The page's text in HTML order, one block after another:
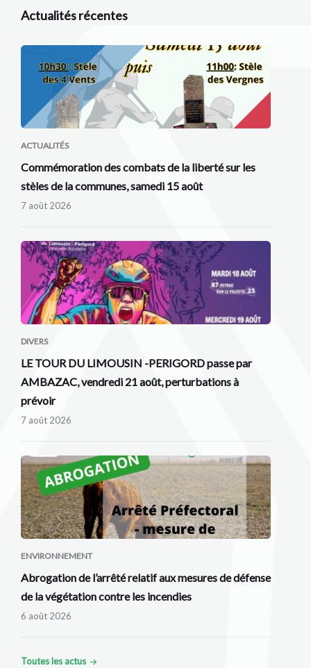
Actualités récentes
ACTUALITÉS
Commémoration des combats de la liberté sur les
stèles de la communes, samedi 15 août
7 août 2026
DIVERS
LE TOUR DU LIMOUSIN -PERIGORD passe par
AMBAZAC, vendredi 21 août, perturbations à
prévoir
7 août 2026
ENVIRONNEMENT
Abrogation de l’arrêté relatif aux mesures de défense
de la végétation contre les incendies
6 août 2026
Toutes les actus